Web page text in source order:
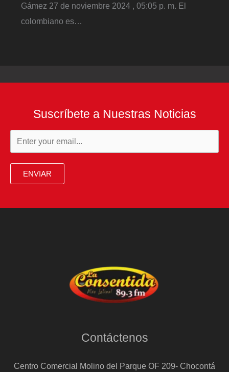
Gámez 27 de noviembre 2024 , 05:05 p. m. El
colombiano es…
Suscríbete a Nuestras Noticias
ENVIAR
Contáctenos
Centro Comercial Molino del Parque OF 209- Chocontá